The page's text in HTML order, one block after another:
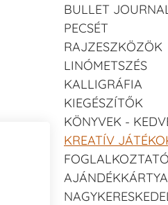
BULLET JOURNAL
PECSÉT
RAJZESZKÖZÖK
LINÓMETSZÉS
KALLIGRÁFIA
KIEGÉSZÍTŐK
KÖNYVEK -
KREATÍV
AJÁNDÉKKÁRTYA